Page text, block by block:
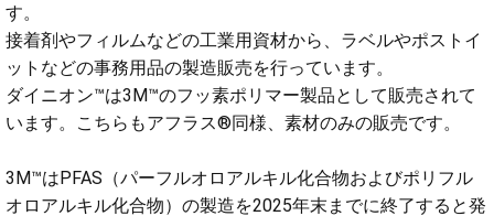
す。
接着剤やフィルムなどの工業用資材から、ラベルやポストイ
ットなどの事務用品の製造販売を行っています。
ダイニオン™は3M™のフッ素ポリマー製品として販売されて
います。こちらもアフラス®同様、素材のみの販売です。
3M™はPFAS（パーフルオロアルキル化合物およびポリフル
オロアルキル化合物）の製造を2025年末までに終了すると発